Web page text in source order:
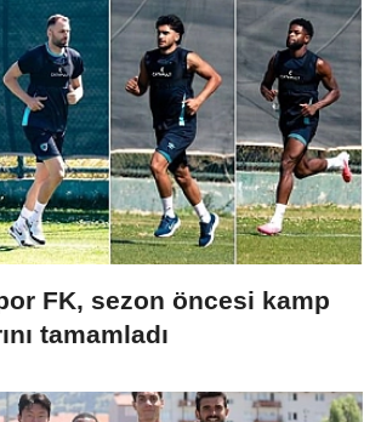
FK, sezon öncesi kamp
tamamladı